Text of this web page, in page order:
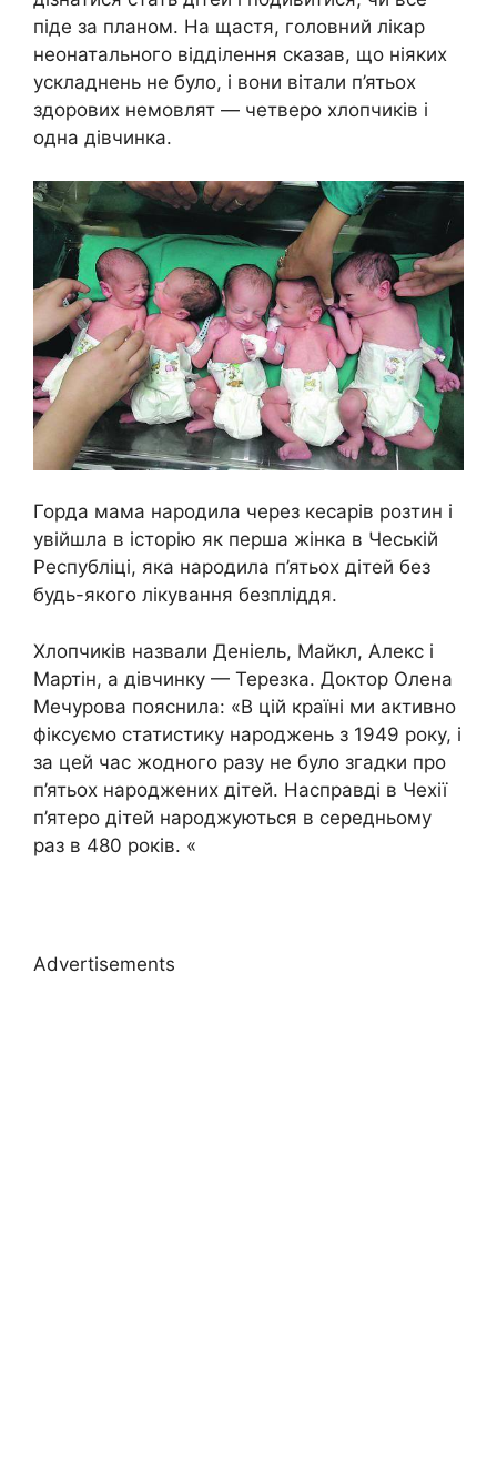
піде за планом. На щастя, головний лікар
неонатального відділення сказав, що ніяких
ускладнень не було, і вони вітали п’ятьох
здорових немовлят — четверо хлопчиків і
одна дівчинка.
Горда мама народила через кесарів розтин і
увійшла в історію як перша жінка в Чеській
Республіці, яка народила п’ятьох дітей без
будь-якого лікування безпліддя.
Хлопчиків назвали Деніель, Майкл, Алекс і
Мартін, а дівчинку — Терезка. Доктор Олена
Мечурова пояснила: «В цій країні ми активно
фіксуємо статистику народжень з 1949 року, і
за цей час жодного разу не було згадки про
п’ятьох народжених дітей. Насправді в Чехії
п’ятеро дітей народжуються в середньому
раз в 480 років. «
Advertisements